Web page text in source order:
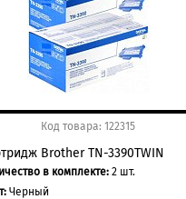
125 баллов
Код товара: 122315
Brother TN-3390TWIN
в комплекте: 2 шт.
Черный